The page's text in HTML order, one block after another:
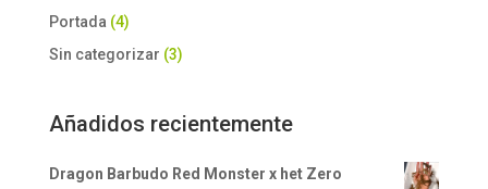
Portada (4)
Sin categorizar (3)
Añadidos recientemente
Dragon Barbudo Red Monster x het Zero